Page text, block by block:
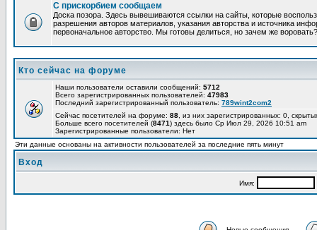
С прискорбием сообщаем
Доска позора. Здесь вывешиваются ссылки на сайты, которые
разрешения авторов материалов, указания авторства и источника
первоначальное авторство. Мы готовы делиться, но зачем же воровать?
Кто сейчас на форуме
Наши пользователи оставили сообщений: 5712
Всего зарегистрированных пользователей: 47983
Последний зарегистрированный пользователь: 789wint2com2
Сейчас посетителей на форуме: 88 , из них зарегистрированных: 0,
Больше всего посетителей (8471) здесь было Ср Июл 29, 2026 10:51 am
Зарегистрированные пользователи: Нет
Эти данные основаны на активности пользователей за последние пять минут
Вход
Имя: